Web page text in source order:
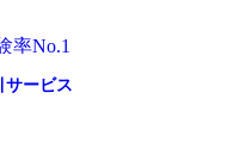
率No.1
合EDI
頼性EDI
サービス